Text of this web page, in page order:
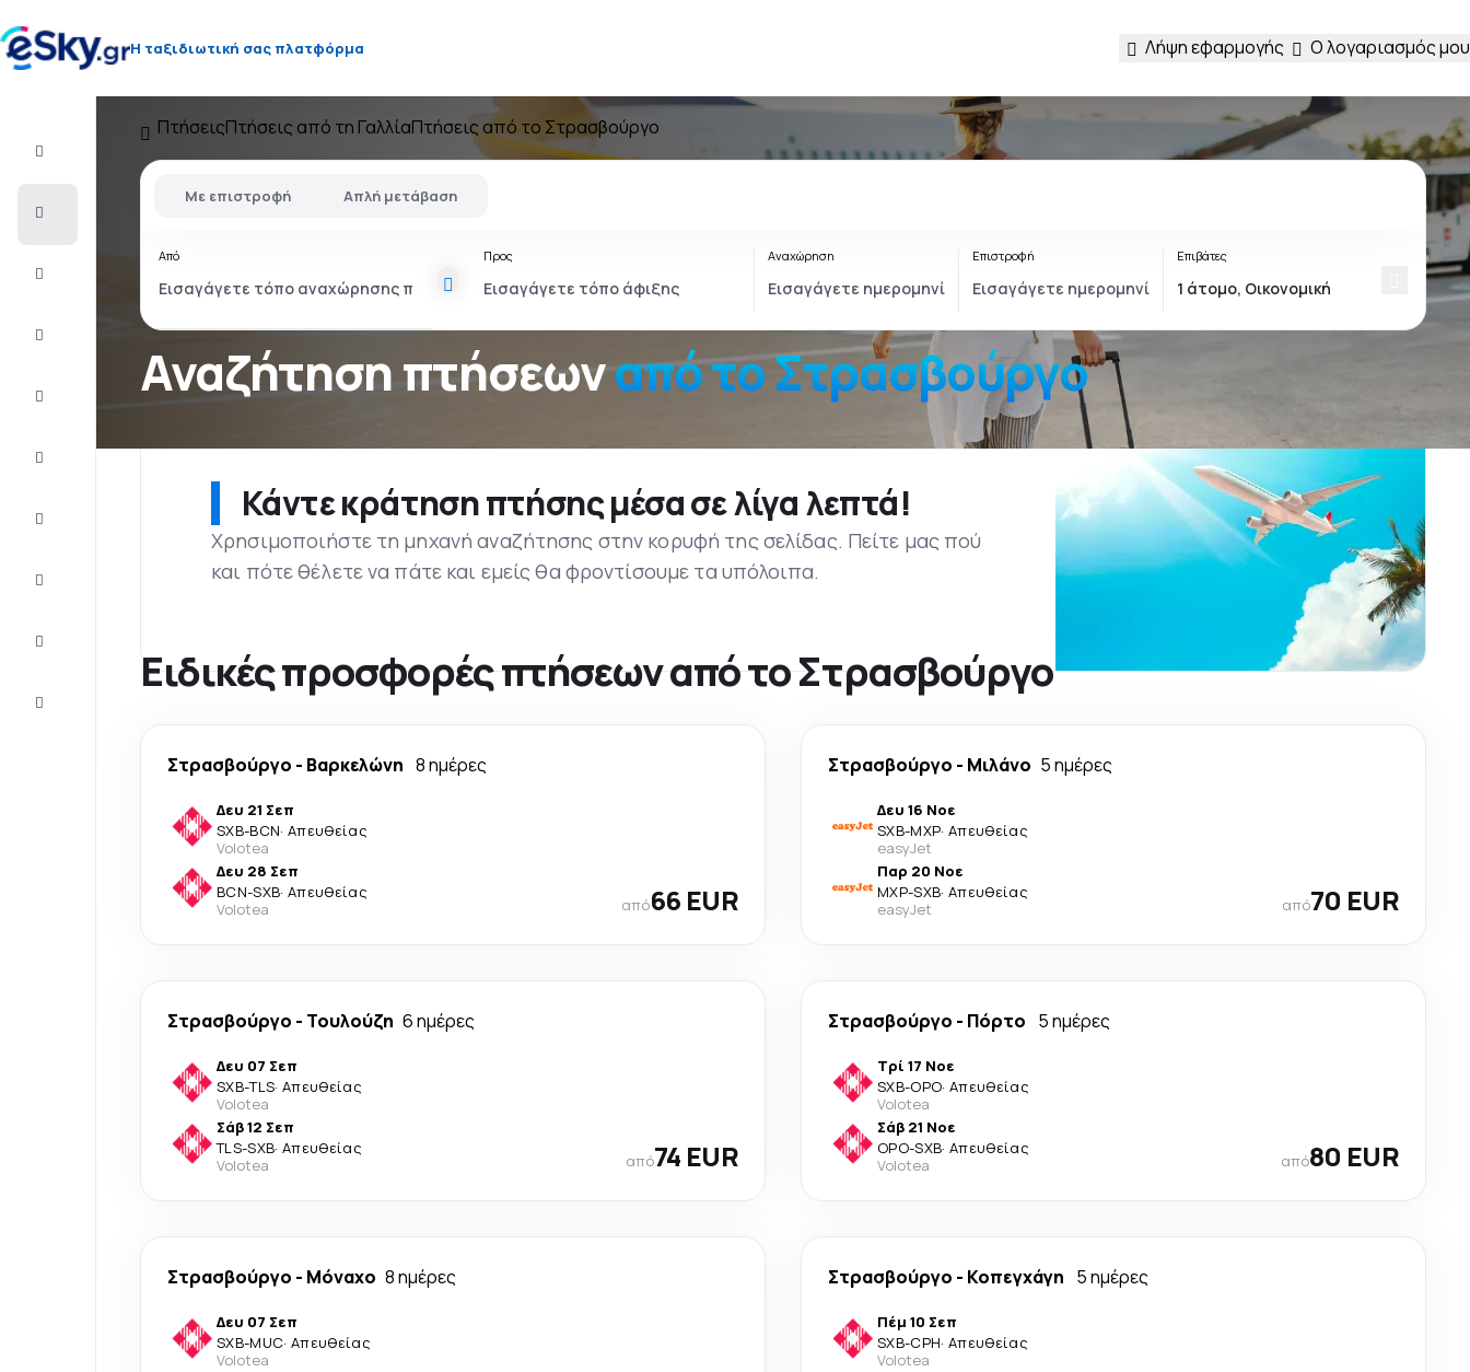
Η ταξιδιωτική σας πλατφόρμα Λήψη εφαρμογής Ο λογαριασμός μου
ΠτήσειςΠτήσεις από τη ΓαλλίαΠτήσεις από το Στρασβούργο
Αναζήτηση πτήσεωναπό το Στρασβούργο
Με επιστροφή Απλή μετάβαση
Από Προς Αναχώρηση Επιστροφή Επιβάτες
Κάντε κράτηση πτήσης μέσα σε λίγα λεπτά!
Χρησιμοποιήστε τη μηχανή αναζήτησης στην κορυφή της σελίδας. Πείτε μας πού
και πότε θέλετε να πάτε και εμείς θα φροντίσουμε τα υπόλοιπα.
Ειδικές προσφορές πτήσεων από το Στρασβούργο
Στρασβούργο - Βαρκελώνη 8 ημέρες
Δευ 21 Σεπ
SXB-BCN· Απευθείας
Volotea
Δευ 28 Σεπ
BCN-SXB· Απευθείας
Volotea
από66 EUR
Στρασβούργο - Μιλάνο 5 ημέρες
Δευ 16 Νοε
SXB-MXP· Απευθείας
easyJet
Παρ 20 Νοε
MXP-SXB· Απευθείας
easyJet
από70 EUR
Στρασβούργο - Τουλούζη 6 ημέρες
Δευ 07 Σεπ
SXB-TLS· Απευθείας
Volotea
Σάβ 12 Σεπ
TLS-SXB· Απευθείας
Volotea
από74 EUR
Στρασβούργο - Πόρτο 5 ημέρες
Τρί 17 Νοε
SXB-OPO· Απευθείας
Volotea
Σάβ 21 Νοε
OPO-SXB· Απευθείας
Volotea
από80 EUR
Στρασβούργο - Μόναχο 8 ημέρες
Δευ 07 Σεπ
SXB-MUC· Απευθείας
Volotea
Στρασβούργο - Κοπεγχάγη 5 ημέρες
Πέμ 10 Σεπ
SXB-CPH· Απευθείας
Volotea